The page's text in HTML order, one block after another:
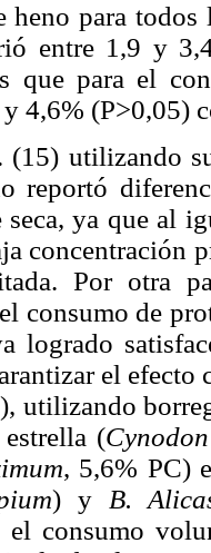
heno para
entre 1,9 y
que para el
4,6% (P>0,05)
(15) utilizando
reportó
seca, ya que al
concentración
Por otra
consumo de
logrado
el
utilizando
(
, 5,6% PC)
) y B.
el consumo